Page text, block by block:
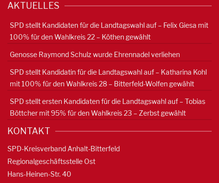
AKTUELLES
SPD stellt Kandidaten für die Landtagswahl auf – Felix Giesa mit
100% für den Wahlkreis 22 – Köthen gewählt
Genosse Raymond Schulz wurde Ehrennadel verliehen
SPD stellt Kandidatin für die Landtagswahl auf – Katharina Kohl
mit 100% für den Wahlkreis 28 – Bitterfeld-Wolfen gewählt
SPD stellt ersten Kandidaten für die Landtagswahl auf – Tobias
Böttcher mit 95% für den Wahlkreis 23 – Zerbst gewählt
KONTAKT
SPD-Kreisverband Anhalt-Bitterfeld
Regionalgeschäftsstelle Ost
Hans-Heinen-Str. 40